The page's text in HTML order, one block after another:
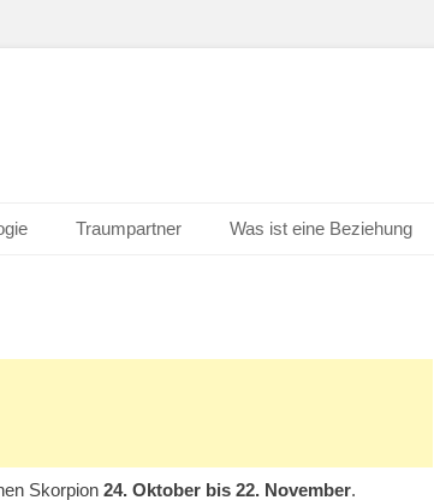
Traumpartner Was ist eine Beziehung
Skorpion 24. Oktober bis 22. November.